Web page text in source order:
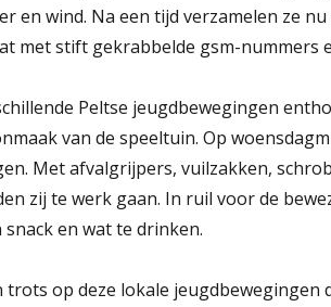
en wind. Na een tijd verzamelen ze
met stift gekrabbelde gsm-nummers
Peltse jeugdbewegingen
van de speeltuin. Op
Met afvalgrijpers, vuilzakken,
zij te werk gaan. In ruil voor de
en wat te drinken.
trots op deze lokale